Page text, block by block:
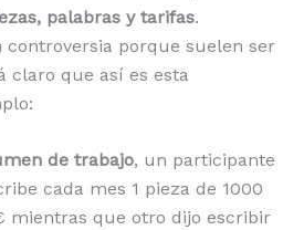
palabras y tarifas.
controversia porque suelen ser
claro que así es esta
de trabajo, un participante
cada mes 1 pieza de 1000
mientras que otro dijo escribir